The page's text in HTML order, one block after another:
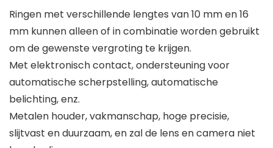
Ringen met verschillende lengtes van 10 mm en 16
mm kunnen alleen of in combinatie worden gebruikt
om de gewenste vergroting te krijgen.
Met elektronisch contact, ondersteuning voor
automatische scherpstelling, automatische
belichting, enz.
Metalen houder, vakmanschap, hoge precisie,
slijtvast en duurzaam, en zal de lens en camera niet